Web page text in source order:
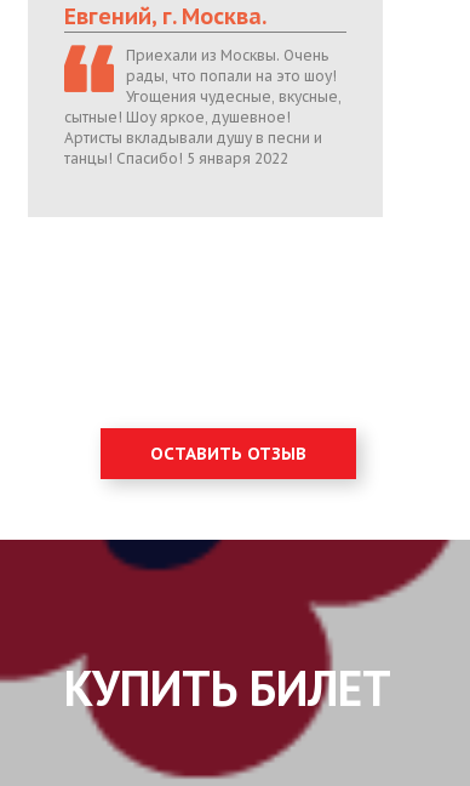
Евгений, г. Москва.
Приехали из Москвы. Очень
рады, что попали на это шоу!
Угощения чудесные, вкусные,
сытные! Шоу яркое, душевное!
Артисты вкладывали душу в песни и
танцы! Спасибо! 5 января 2022
ОСТАВИТЬ ОТЗЫВ
КУПИТЬ БИЛЕТ